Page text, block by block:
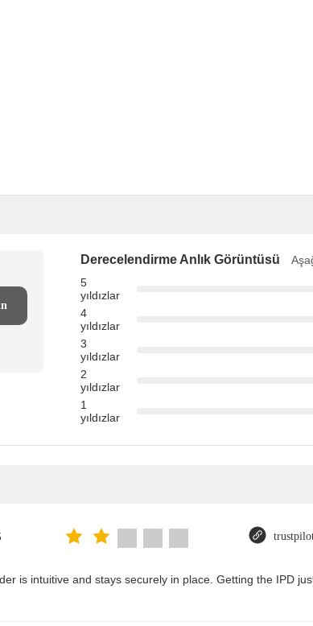
Derecelendirme Anlık Görüntüsü
5
yıldızlar
4
yıldızlar
3
yıldızlar
2
yıldızlar
1
yıldızlar
is intuitive and stays securely in place. Getting the IPD